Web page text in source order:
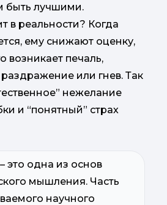
быть лучшими.
в реальности? Когда
ему снижают оценку,
возникает печаль,
или гнев. Так
нежелание
и “понятный” страх
это одна из основ
мышления. Часть
научного